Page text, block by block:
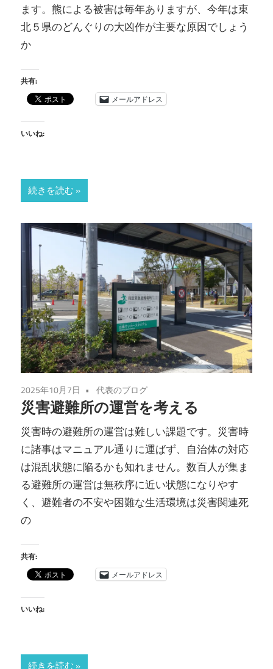
ます。熊による被害は毎年ありますが、今年は東
北５県のどんぐりの大凶作が主要な原因でしょう
か
共有:
メールアドレス
いいね:
続きを読む
2025年10月7日 代表のブログ
災害避難所の運営を考える
災害時の避難所の運営は難しい課題です。災害時
に諸事はマニュアル通りに運ばず、自治体の対応
は混乱状態に陥るかも知れません。数百人が集ま
る避難所の運営は無秩序に近い状態になりやす
く、避難者の不安や困難な生活環境は災害関連死
の
共有:
メールアドレス
いいね:
続きを読む